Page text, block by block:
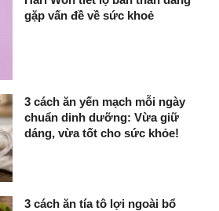
gặp vấn đề về sức khoẻ
3 cách ăn yến mạch mỗi ngày
chuẩn dinh dưỡng: Vừa giữ
dáng, vừa tốt cho sức khỏe!
3 cách ăn tía tô lợi ngoài bổ